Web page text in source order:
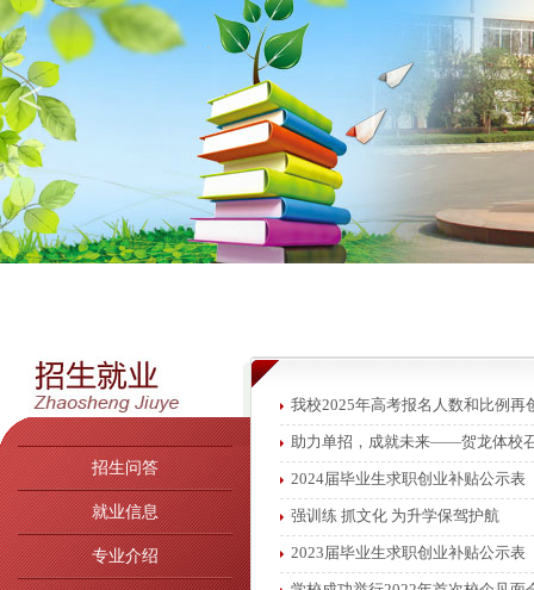
<
招生问答
就业信息
专业介绍
我校2025年高考报名人数和比例再
助力单招，成就未来——贺龙体校
2024届毕业生求职创业补贴公示表
强训练 抓文化 为升学保驾护航
2023届毕业生求职创业补贴公示表